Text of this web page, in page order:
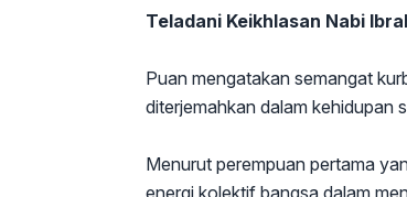
Teladani Keikhlasan Nabi
Puan mengatakan semangat
diterjemahkan dalam kehidupan
Menurut perempuan pertama